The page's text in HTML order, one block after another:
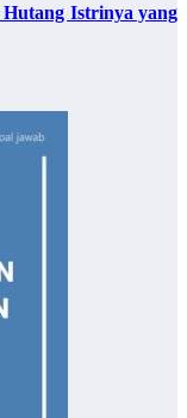
Istrinya yang